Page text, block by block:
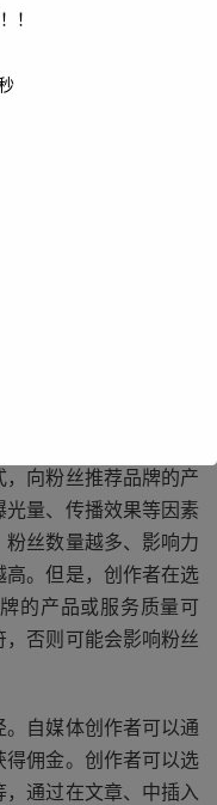
向粉丝推荐品牌的产
量、传播效果等因素
丝数量越多、影响力
。但是，创作者在选
的产品或服务质量可
否则可能会影响粉丝
自媒体创作者可以通
佣金。创作者可以选
通过在文章、中插入
！